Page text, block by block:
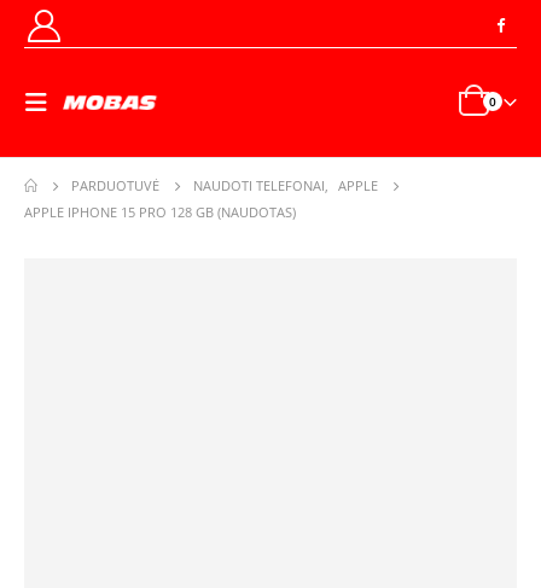
0
PARDUOTUVĖ NAUDOTI TELEFONAI,
APPLE
APPLE IPHONE 15 PRO 128 GB (NAUDOTAS)